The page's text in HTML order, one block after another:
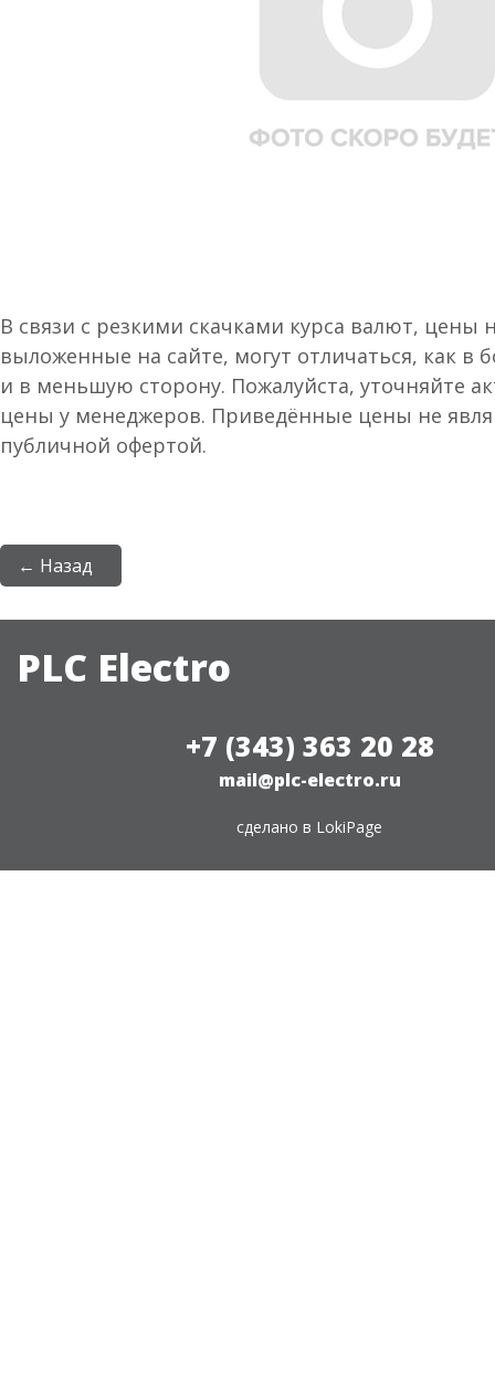
В связи с резкими скачками курса валют, цены
выложенные на сайте, могут отличаться, как в
и в меньшую сторону. Пожалуйста, уточняйте
цены у менеджеров. Приведённые цены не
публичной офертой.
← Назад
PLC Electro
+7 (343) 363 20 28
mail@plc-electro.ru
сделано в LokiPage